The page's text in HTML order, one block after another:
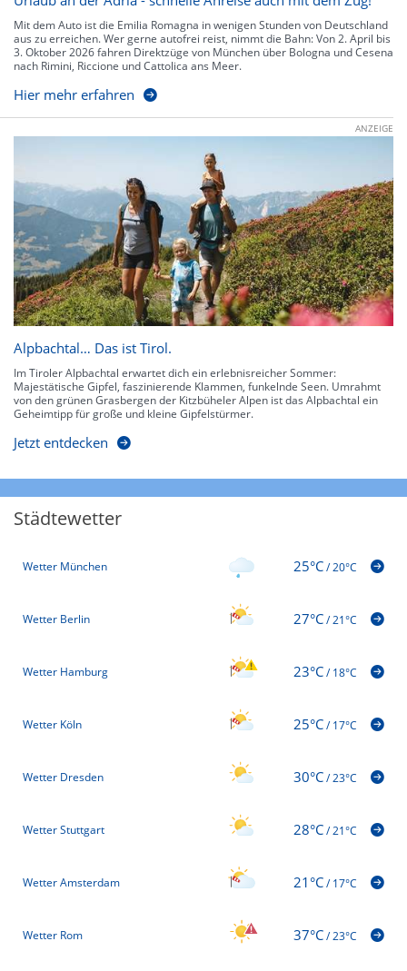
Mit dem Auto ist die Emilia Romagna in wenigen Stunden von Deutschland
aus zu erreichen. Wer gerne autofrei reist, nimmt die Bahn: Von 2. April bis
3. Oktober 2026 fahren Direktzüge von München über Bologna und Cesena
nach Rimini, Riccione und Cattolica ans Meer.
Hier mehr erfahren
ANZEIGE
Alpbachtal… Das ist Tirol.
Im Tiroler Alpbachtal erwartet dich ein erlebnisreicher Sommer:
Majestätische Gipfel, faszinierende Klammen, funkelnde Seen. Umrahmt
von den grünen Grasbergen der Kitzbüheler Alpen ist das Alpbachtal ein
Geheimtipp für große und kleine Gipfelstürmer.
Jetzt entdecken
Städtewetter
Wetter München 25°C/20°C
Wetter Berlin 27°C/21°C
Wetter Hamburg 23°C/18°C
Wetter Köln 25°C/17°C
Wetter Dresden 30°C/23°C
Wetter Stuttgart 28°C/21°C
Wetter Amsterdam 21°C/17°C
Wetter Rom 37°C/23°C